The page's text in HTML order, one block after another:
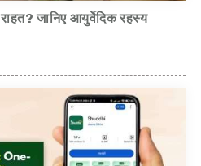
जानिए आयुर्वेदिक रहस्य